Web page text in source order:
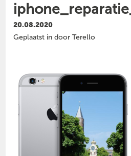
20.08.2020
Geplaatst in door Terello